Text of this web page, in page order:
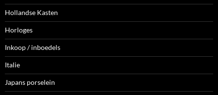
Hollandse Kasten
Horloges
Inkoop / inboedels
Italie
Japans porselein